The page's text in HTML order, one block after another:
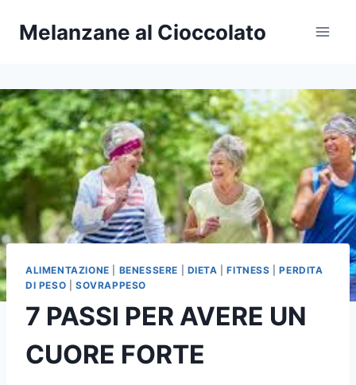
Melanzane al Cioccolato
ALIMENTAZIONE BENESSERE DIETA |FITNESS |PERDITA
DI PESO
SOVRAPPESO
7 PASSI PER AVERE UN
CUORE FORTE